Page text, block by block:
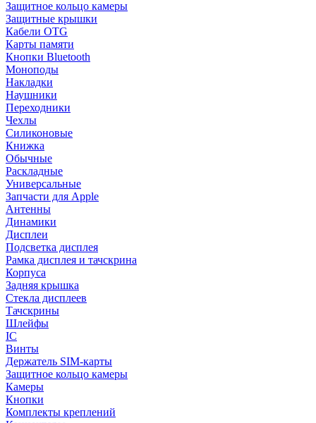
Защитное кольцо камеры
Защитные крышки
Кабели OTG
Карты памяти
Кнопки Bluetooth
Моноподы
Накладки
Наушники
Переходники
Чехлы
Силиконовые
Книжка
Обычные
Раскладные
Универсальные
Запчасти для Apple
Антенны
Динамики
Дисплеи
Подсветка дисплея
Рамка дисплея и тачскрина
Корпуса
Задняя крышка
Стекла дисплеев
Тачскрины
Шлейфы
IC
Винты
Держатель SIM-карты
Защитное кольцо камеры
Камеры
Кнопки
Комплекты креплений